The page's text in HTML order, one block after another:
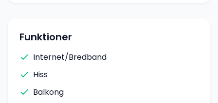
Funktioner
Internet/Bredband
Hiss
Balkong